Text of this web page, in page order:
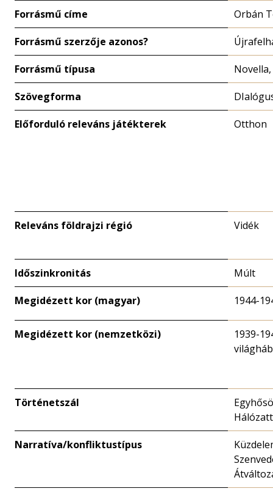
Forrásmű címe Orbán
Forrásmű szerzője azonos?
Forrásmű típusa
Szövegforma
Előforduló releváns játékterek Otthon
Releváns földrajzi régió Vidék
Időszinkronitás Múlt
Megidézett kor (magyar) 1944-
Megidézett kor (nemzetközi)
1939-
Történetszál
Narratíva/konfliktustípus